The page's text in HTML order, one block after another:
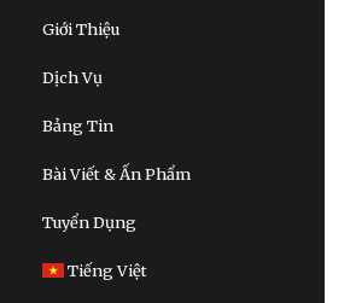
Giới Thiệu
Dịch Vụ
Bảng Tin
Bài Viết & Ấn Phẩm
Tuyển Dụng
Tiếng Việt